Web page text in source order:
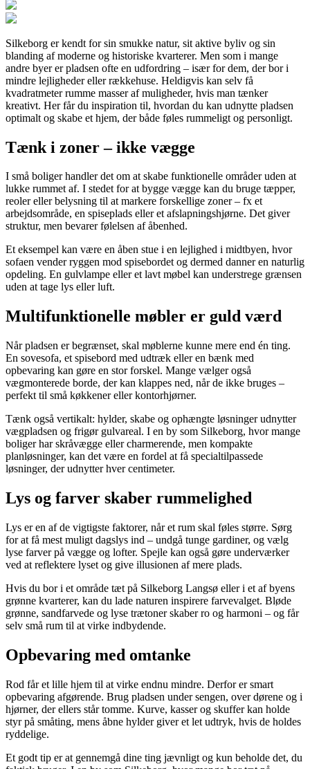
Silkeborg er kendt for sin smukke natur, sit aktive byliv og sin
blanding af moderne og historiske kvarterer. Men som i mange
andre byer er pladsen ofte en udfordring – især for dem, der bor i
mindre lejligheder eller rækkehuse. Heldigvis kan selv få
kvadratmeter rumme masser af muligheder, hvis man tænker
kreativt. Her får du inspiration til, hvordan du kan udnytte pladsen
optimalt og skabe et hjem, der både føles rummeligt og personligt.
Tænk i zoner – ikke vægge
I små boliger handler det om at skabe funktionelle områder uden at
lukke rummet af. I stedet for at bygge vægge kan du bruge tæpper,
reoler eller belysning til at markere forskellige zoner – fx et
arbejdsområde, en spiseplads eller et afslapningshjørne. Det giver
struktur, men bevarer følelsen af åbenhed.
Et eksempel kan være en åben stue i en lejlighed i midtbyen, hvor
sofaen vender ryggen mod spisebordet og dermed danner en naturlig
opdeling. En gulvlampe eller et lavt møbel kan understrege grænsen
uden at tage lys eller luft.
Multifunktionelle møbler er guld værd
Når pladsen er begrænset, skal møblerne kunne mere end én ting.
En sovesofa, et spisebord med udtræk eller en bænk med
opbevaring kan gøre en stor forskel. Mange vælger også
vægmonterede borde, der kan klappes ned, når de ikke bruges –
perfekt til små køkkener eller kontorhjørner.
Tænk også vertikalt: hylder, skabe og ophængte løsninger udnytter
vægpladsen og frigør gulvareal. I en by som Silkeborg, hvor mange
boliger har skråvægge eller charmerende, men kompakte
planløsninger, kan det være en fordel at få specialtilpassede
løsninger, der udnytter hver centimeter.
Lys og farver skaber rummelighed
Lys er en af de vigtigste faktorer, når et rum skal føles større. Sørg
for at få mest muligt dagslys ind – undgå tunge gardiner, og vælg
lyse farver på vægge og lofter. Spejle kan også gøre underværker
ved at reflektere lyset og give illusionen af mere plads.
Hvis du bor i et område tæt på Silkeborg Langsø eller i et af byens
grønne kvarterer, kan du lade naturen inspirere farvevalget. Bløde
grønne, sandfarvede og lyse trætoner skaber ro og harmoni – og får
selv små rum til at virke indbydende.
Opbevaring med omtanke
Rod får et lille hjem til at virke endnu mindre. Derfor er smart
opbevaring afgørende. Brug pladsen under sengen, over dørene og i
hjørner, der ellers står tomme. Kurve, kasser og skuffer kan holde
styr på småting, mens åbne hylder giver et let udtryk, hvis de holdes
ryddelige.
Et godt tip er at gennemgå dine ting jævnligt og kun beholde det, du